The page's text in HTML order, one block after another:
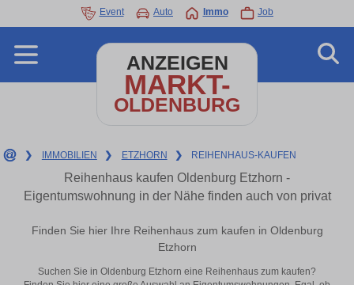
Event Auto Immo Job
ANZEIGEN
MARKT-
OLDENBURG
❯ IMMOBILIEN ❯ ETZHORN ❯ REIHENHAUS-KAUFEN
Reihenhaus kaufen Oldenburg Etzhorn -
Eigentumswohnung in der Nähe finden auch von privat
Finden Sie hier Ihre Reihenhaus zum kaufen in Oldenburg
Etzhorn
Suchen Sie in Oldenburg Etzhorn eine Reihenhaus zum kaufen?